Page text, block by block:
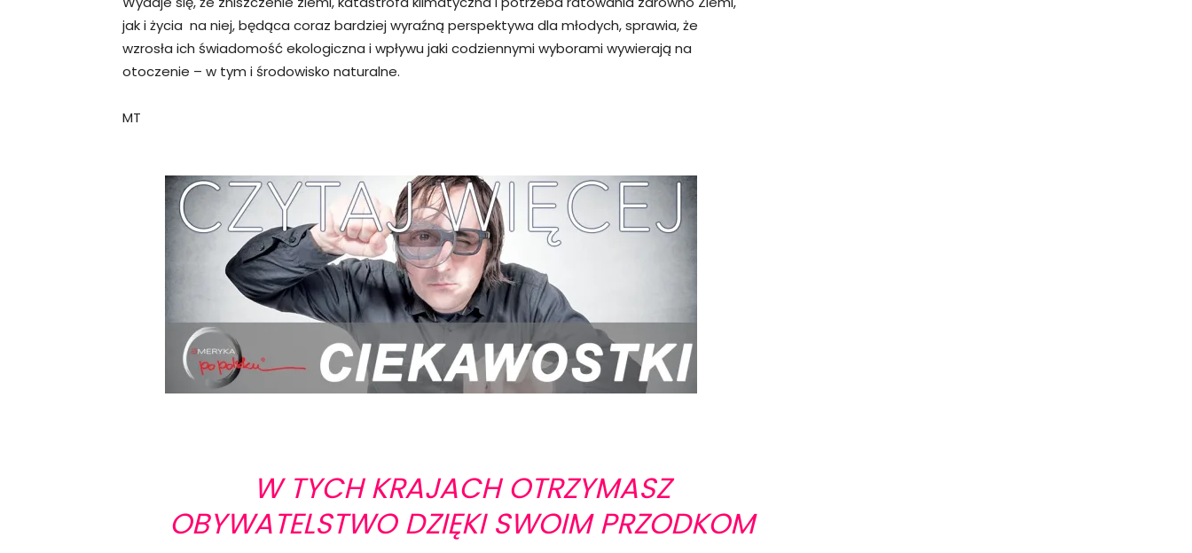
jak i życia na niej, będąca coraz bardziej wyraźną perspektywa dla młodych, sprawia, że
wzrosła ich świadomość ekologiczna i wpływu jaki codziennymi wyborami wywierają na
otoczenie – w tym i środowisko naturalne.
MT
W TYCH KRAJACH OTRZYMASZ
OBYWATELSTWO DZIĘKI SWOIM PRZODKOM